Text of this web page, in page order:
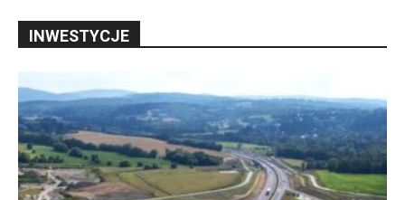
INWESTYCJE